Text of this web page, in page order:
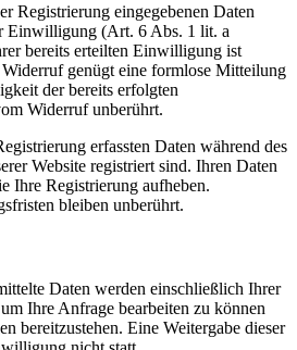
Registrierung eingegebenen Daten
Einwilligung (Art. 6 Abs. 1 lit. a
bereits erteilten Einwilligung ist
genügt eine formlose Mitteilung
der bereits erfolgten
Widerruf unberührt.
erfassten Daten während des
Website registriert sind. Ihren Daten
Ihre Registrierung aufheben.
bleiben unberührt.
Daten werden einschließlich Ihrer
Ihre Anfrage bearbeiten zu können
bereitzustehen. Eine Weitergabe dieser